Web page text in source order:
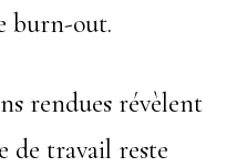
burn-out.
rendues révèlent
de travail reste